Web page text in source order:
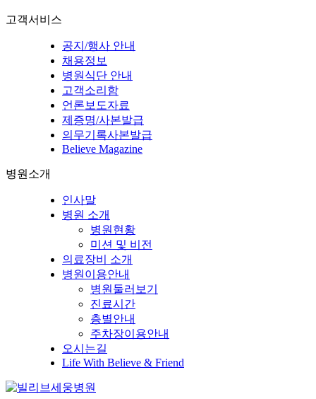
고객서비스
공지/행사 안내
채용정보
병원식단 안내
고객소리함
언론보도자료
제증명/사본발급
의무기록사본발급
Believe Magazine
병원소개
인사말
병원 소개
병원현황
미션 및 비전
의료장비 소개
병원이용안내
병원둘러보기
진료시간
층별안내
주차장이용안내
오시는길
Life With Believe & Friend